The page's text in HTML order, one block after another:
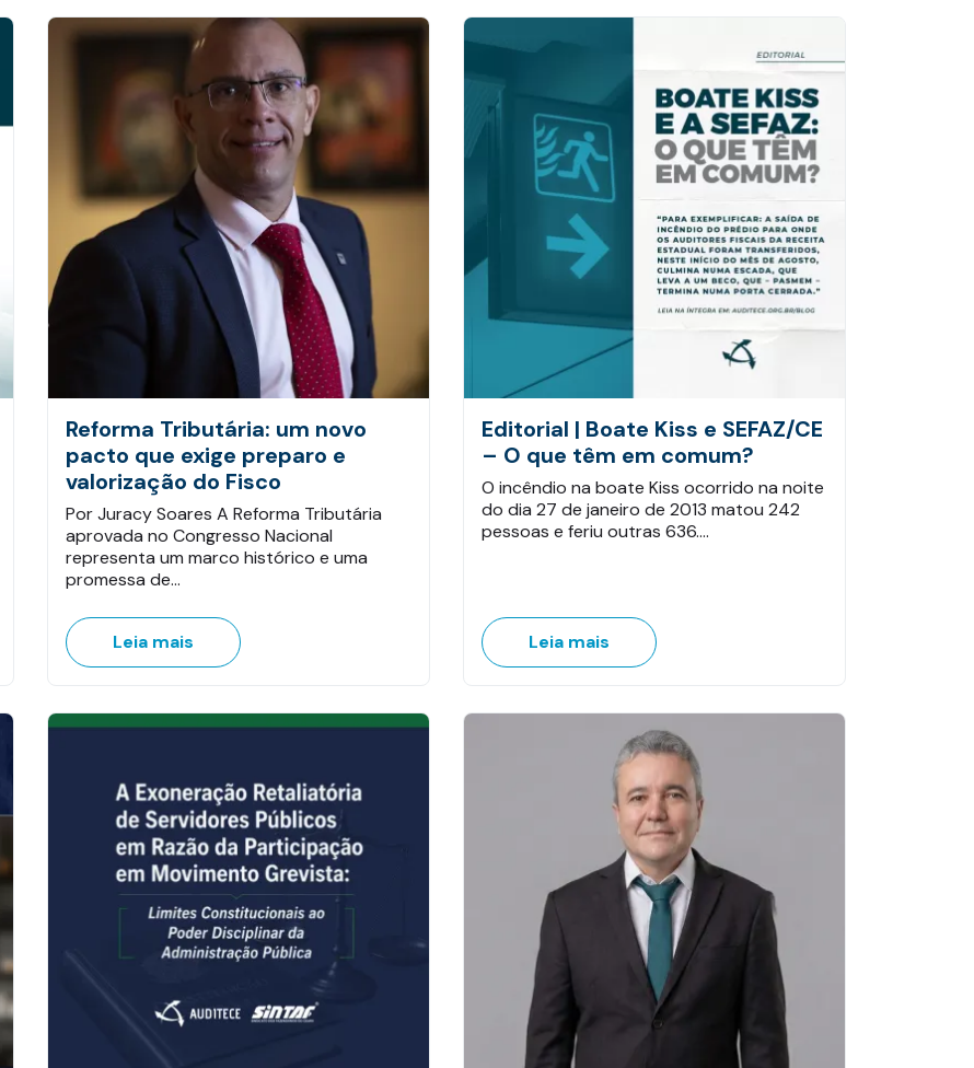
Reforma Tributária: um novo
pacto que exige preparo e
valorização do Fisco
Por Juracy Soares A Reforma Tributária
aprovada no Congresso Nacional
representa um marco histórico e uma
promessa de…
Leia mais
Editorial | Boate Kiss e SEFAZ/CE
– O que têm em comum?
O incêndio na boate Kiss ocorrido na noite
do dia 27 de janeiro de 2013 matou 242
pessoas e feriu outras 636.…
Leia mais